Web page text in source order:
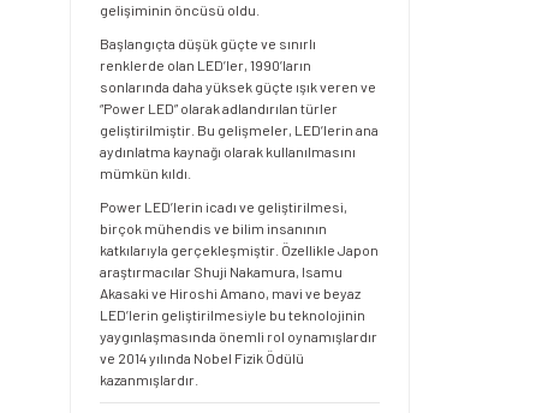
gelişiminin öncüsü oldu.
Başlangıçta düşük güçte ve sınırlı
renklerde olan LED’ler, 1990’ların
sonlarında daha yüksek güçte ışık veren ve
“Power LED” olarak adlandırılan türler
geliştirilmiştir. Bu gelişmeler, LED’lerin ana
aydınlatma kaynağı olarak kullanılmasını
mümkün kıldı.
Power LED’lerin icadı ve geliştirilmesi,
birçok mühendis ve bilim insanının
katkılarıyla gerçekleşmiştir. Özellikle Japon
araştırmacılar Shuji Nakamura, Isamu
Akasaki ve Hiroshi Amano, mavi ve beyaz
LED’lerin geliştirilmesiyle bu teknolojinin
yaygınlaşmasında önemli rol oynamışlardır
ve 2014 yılında Nobel Fizik Ödülü
kazanmışlardır.